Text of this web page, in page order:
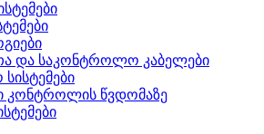
და საკონტროლო კაბელები
სისტემები
კონტროლის წვდომაზე